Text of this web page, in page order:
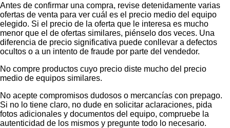
Antes de confirmar una compra, revise detenidamente varias
ofertas de venta para ver cuál es el precio medio del equipo
elegido. Si el precio de la oferta que le interesa es mucho
menor que el de ofertas similares, piénselo dos veces. Una
diferencia de precio significativa puede conllevar a defectos
ocultos o a un intento de fraude por parte del vendedor.
No compre productos cuyo precio diste mucho del precio
medio de equipos similares.
No acepte compromisos dudosos o mercancías con prepago.
Si no lo tiene claro, no dude en solicitar aclaraciones, pida
fotos adicionales y documentos del equipo, compruebe la
autenticidad de los mismos y pregunte todo lo necesario.